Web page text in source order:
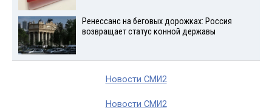
Ренессанс на беговых дорожках: Россия
возвращает статус конной державы
Новости СМИ2
Новости СМИ2